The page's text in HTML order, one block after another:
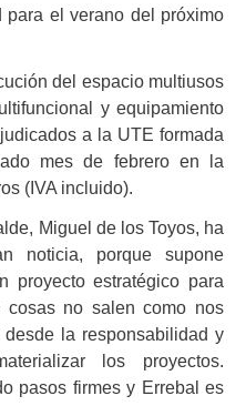
el verano del próximo
del espacio multiusos
y equipamiento
a la UTE formada
mes de febrero en la
(IVA incluido).
Miguel de los Toyos, ha
noticia, porque supone
proyecto estratégico para
cosas no salen como nos
la responsabilidad y
los proyectos.
pasos firmes y Errebal es